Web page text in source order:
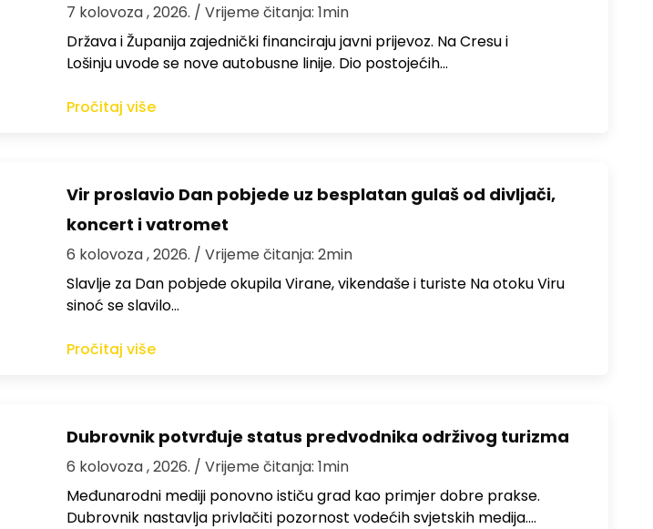
7 kolovoza , 2026. / Vrijeme čitanja: 1min
Država i Županija zajednički financiraju javni prijevoz. Na Cresu i
Lošinju uvode se nove autobusne linije. Dio postojećih…
Pročitaj više
Vir proslavio Dan pobjede uz besplatan gulaš od divljači,
koncert i vatromet
6 kolovoza , 2026. / Vrijeme čitanja: 2min
Slavlje za Dan pobjede okupila Virane, vikendaše i turiste Na otoku Viru
sinoć se slavilo…
Pročitaj više
Dubrovnik potvrđuje status predvodnika održivog turizma
6 kolovoza , 2026. / Vrijeme čitanja: 1min
Međunarodni mediji ponovno ističu grad kao primjer dobre prakse.
Dubrovnik nastavlja privlačiti pozornost vodećih svjetskih medija.…